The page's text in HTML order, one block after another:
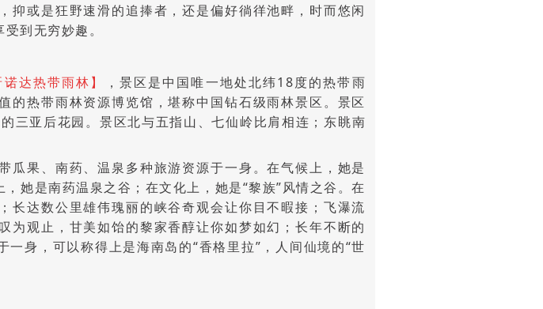
抑或是狂野速滑的追捧者，还是偏好徜徉池畔，时而悠闲
到无穷妙趣。
诺达热带雨林】
，景区是中国唯一地处北纬18度的热带雨
热带雨林资源博览馆，堪称中国钻石级雨林景区。景区
三亚后花园。景区北与五指山、七仙岭比肩相连；东眺南
果、南药、温泉多种旅游资源于一身。在气候上，她是
她是南药温泉之谷；在文化上，她是“黎族”风情之谷。在
长达数公里雄伟瑰丽的峡谷奇观会让你目不暇接；飞瀑流
为观止，甘美如饴的黎家香醇让你如梦如幻；长年不断的
身，可以称得上是海南岛的“香格里拉”，人间仙境的“世